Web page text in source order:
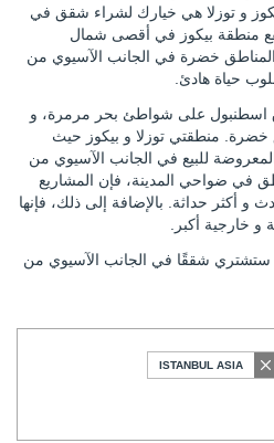
و توزلا هي خيارك لشراء شقق في
منطقة بيكوز في أقصى شمال
خضرة في الجانب الآسيوي من
حياة هادئ.
اسطنبول على شواطئ بحر مرمرة، و
خضرة. منطقتي توزلا و بيكوز حيث
للبيع في الجانب الآسيوي من
في ضواحي المدينة، فإن المشاريع
أكثر حداثة. بالإضافة إلى ذلك، فإنها
خارجية أكبر.
شققًا في الجانب الآسيوي من
ISTANBUL ASIA